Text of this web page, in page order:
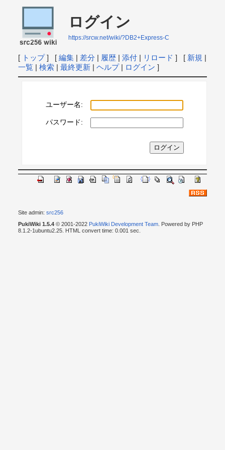
ログイン
https://srcw.net/wiki/?DB2+Express-C
[ トップ] [ 編集| 差分 | 履歴| 添付| リロード ] [ 新規 |
一覧| 検索| 最終更新| ヘルプ| ログイン ]
ユーザー名:
パスワード:
Site admin: src256
PukiWiki 1.5.4© 2001-2022 PukiWiki Development Team. Powered by PHP
8.1.2-1ubuntu2.25. HTML convert time: 0.001 sec.